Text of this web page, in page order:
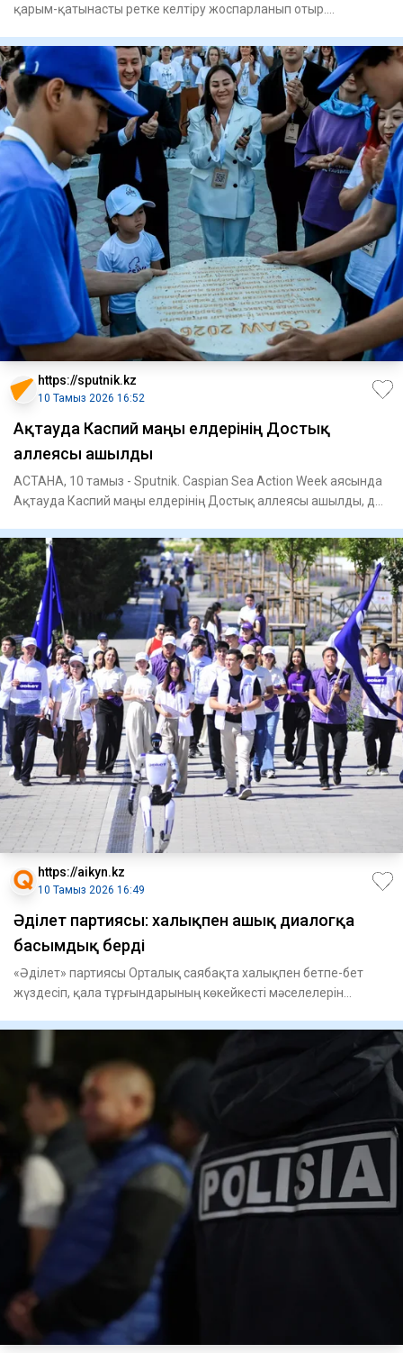
қарым-қатынасты ретке келтіру жоспарланып отыр.
https://sputnik.kz
10 Тамыз 2026 16:52
Ақтауда Каспий маңы елдерінің Достық
аллеясы ашылды
АСТАНА, 10 тамыз - Sputnik. Caspian Sea Action Week аясында
Ақтауда Каспий маңы елдерінің Достық аллеясы ашылды, деп
https://aikyn.kz
10 Тамыз 2026 16:49
Әділет партиясы: халықпен ашық диалогқа
басымдық берді
«Әділет» партиясы Орталық саябақта халықпен бетпе-бет
жүздесіп, қала тұрғындарының көкейкесті мәселелерін